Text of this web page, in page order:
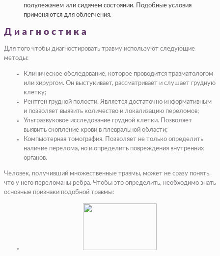
полулежачем или сидячем состоянии. Подобные условия
применяются для облегчения.
Диагностика
Для того чтобы диагностировать травму используют следующие
методы:
Клиническое обследование, которое проводится травматологом
или хирургом. Он выстукивает, рассматривает и слушает грудную
клетку;
Рентген грудной полости. Является достаточно информативным
и позволяет выявить количество и локализацию переломов;
Ультразвуковое исследование грудной клетки. Позволяет
выявить скопление крови в плевральной области;
Компьютерная томография. Позволяет не только определить
наличие перелома, но и определить повреждения внутренних
органов.
Человек, получивший множественные травмы, может не сразу понять,
что у него переломаны ребра. Чтобы это определить, необходимо знать
основные признаки подобной травмы: